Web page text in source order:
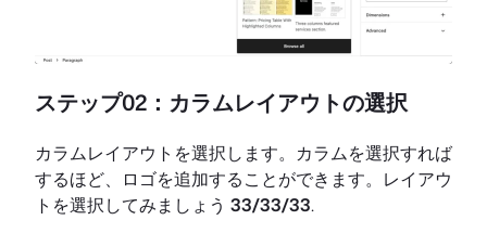
ステップ02：カラムレイアウトの選択
カラムレイアウトを選択します。カラムを選択すれば
するほど、ロゴを追加することができます。レイアウ
トを選択してみましょう 33/33/33.